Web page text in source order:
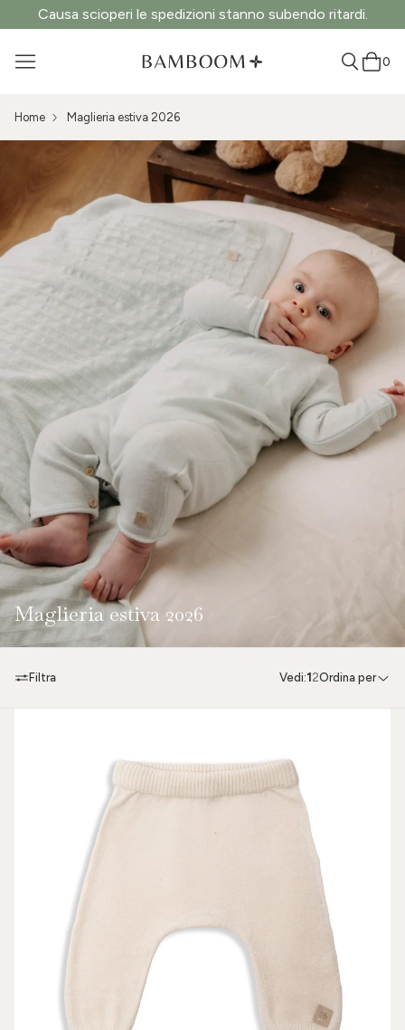
Causa scioperi le spedizioni stanno subendo ritardi.
0
Home Maglieria estiva 2026
Maglieria estiva 2026
Filtra Vedi:1 2Ordina per